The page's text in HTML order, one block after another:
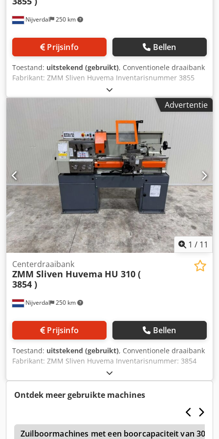
Nijverdal 250 km
Prijsinfo Bellen
Toestand: uitstekend (gebruikt), Conventionele draaibank
Fabrikant: ZMM Sliven Huvema Inventarisnummer 3855
Type HU310 x 750 Dcjdpfozlx Nlox Ah Sjk Bouwjaar 2007
Afstand tussen de centers 750 mm Hoogte tussen de
centers 155 mm Draaiddiameter over het bed 310 mm
Spilboring 32 mm 3-beks spanplaat
Snelwisselgereedschaphouder Spanning 380 V Gewicht
van de machine circa 700 kg
Advertentie
1 / 11
Nijverdal 250 km
Centerdraaibank
ZMM Sliven Huvema HU 310 (
3854 )
Prijsinfo Bellen
Toestand: uitstekend (gebruikt), Conventionele draaibank
Fabrikant: ZMM Sliven Huvema Inventarisnummer: 3854
Type HU310 x 750 Bouwjaar 2007 Afstand tussen de
centers: 750 mm Hoogte tussen de centers: 155 mm
Djdszlx H Repfx Ah Ssck Draaiddiameter over het bed: 310
mm Spindelboring: 32 mm 3-beks spanplaat
machine: ca. 700 kg
Ontdek meer gebruikte machines
Zuilboormachines met een boorcapaciteit van 30-